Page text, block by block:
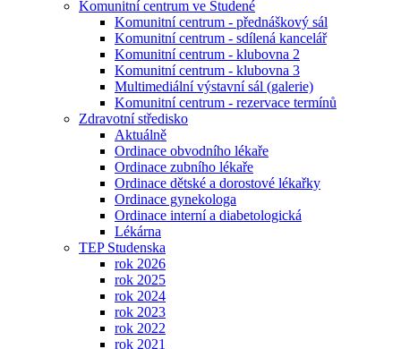
Komunitní centrum ve Studené
Komunitní centrum - přednáškový sál
Komunitní centrum - sdílená kancelář
Komunitní centrum - klubovna 2
Komunitní centrum - klubovna 3
Multimediální výstavní sál (galerie)
Komunitní centrum - rezervace termínů
Zdravotní středisko
Aktuálně
Ordinace obvodního lékaře
Ordinace zubního lékaře
Ordinace dětské a dorostové lékařky
Ordinace gynekologa
Ordinace interní a diabetologická
Lékárna
TEP Studenska
rok 2026
rok 2025
rok 2024
rok 2023
rok 2022
rok 2021